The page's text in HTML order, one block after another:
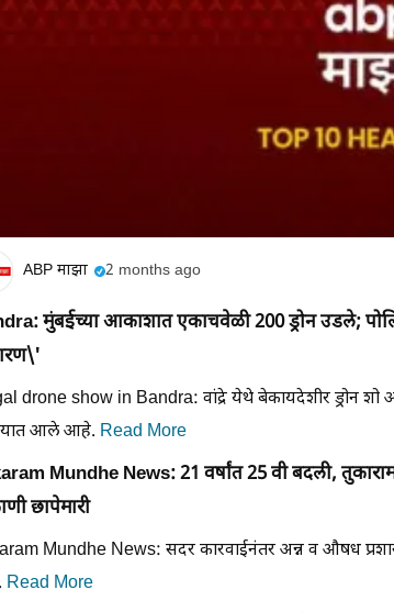
ABP माझा 2 months ago
मुंबईच्या आकाशात एकाचवेळी 200 ड्रोन उडले;
drone show in Bandra: वांद्रे येथे बेकायदेशीर ड्रोन
आले आहे. Read More
Mundhe News: 21 वर्षांत 25 वी बदली,
छापेमारी
Mundhe News: सदर कारवाईनंतर अन्न व औषध
Read More